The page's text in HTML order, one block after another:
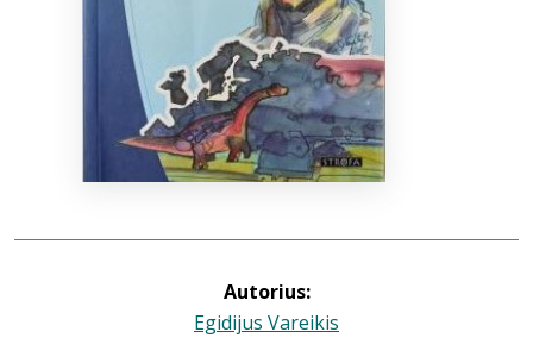
info@elvislab.lt
Autorius:
Egidijus Vareikis